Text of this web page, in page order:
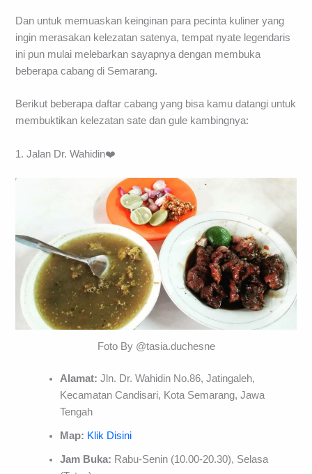
Dan untuk memuaskan keinginan para pecinta kuliner yang
ingin merasakan kelezatan satenya, tempat nyate legendaris
ini pun mulai melebarkan sayapnya dengan membuka
beberapa cabang di Semarang.
Berikut beberapa daftar cabang yang bisa kamu datangi untuk
membuktikan kelezatan sate dan gule kambingnya:
1. Jalan Dr. Wahidin❤️
Foto By @tasia.duchesne
Alamat: Jln. Dr. Wahidin No.86, Jatingaleh,
Kecamatan Candisari, Kota Semarang, Jawa
Tengah
Map: Klik Disini
Jam Buka: Rabu-Senin (10.00-20.30), Selasa